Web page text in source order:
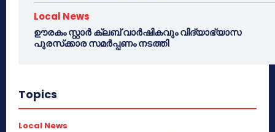
Local News
ഊരകം സ്റ്റാർ ക്ലബ് വാർഷികവും വിദ്യാഭ്യാസ
പുരസ്‌ക്കാര സമർപ്പണം നടത്തി
Topics
Local News